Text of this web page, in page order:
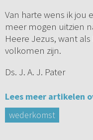
Van harte wens ik jou
meer mogen uitzien
Heere Jezus, want
volkomen zijn.
Ds. J. A. J. Pater
Lees meer artikelen
wederkomst